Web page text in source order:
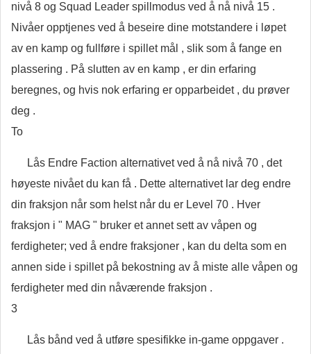
nivå 8 og Squad Leader spillmodus ved å nå nivå 15 .
Nivåer opptjenes ved å beseire dine motstandere i løpet
av en kamp og fullføre i spillet mål , slik som å fange en
plassering . På slutten av en kamp , er din erfaring
beregnes, og hvis nok erfaring er opparbeidet , du prøver
deg .
To
Lås Endre Faction alternativet ved å nå nivå 70 , det
høyeste nivået du kan få . Dette alternativet lar deg endre
din fraksjon når som helst når du er Level 70 . Hver
fraksjon i " MAG " bruker et annet sett av våpen og
ferdigheter; ved å endre fraksjoner , kan du delta som en
annen side i spillet på bekostning av å miste alle våpen og
ferdigheter med din nåværende fraksjon .
3
Lås bånd ved å utføre spesifikke in-game oppgaver .